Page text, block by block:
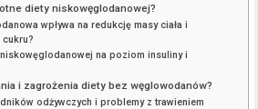
diety niskowęglodanowej?
wpływa na redukcję masy ciała i
na poziom insuliny i
i zagrożenia diety bez węglowodanów?
odżywczych i problemy z trawieniem